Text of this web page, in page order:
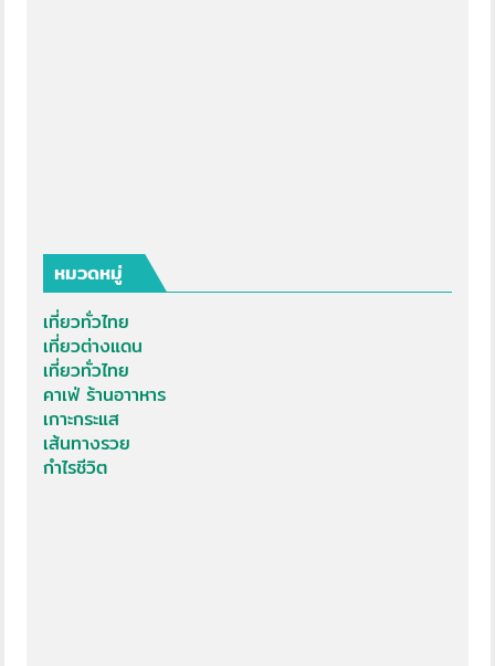
หมวดหมู่
เที่ยวทั่วไทย
เที่ยวต่างแดน
เที่ยวทั่วไทย
คาเฟ่ ร้านอาาหาร
เกาะกระแส
เส้นทางรวย
กำไรชีวิต